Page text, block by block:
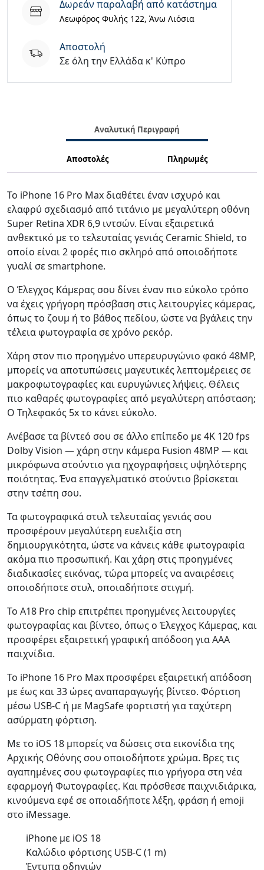
Δωρεάν παραλαβή από κατάστημα
Λεωφόρος Φυλής 122, Άνω Λιόσια
Aποστολή
Σε όλη την Ελλάδα κ' Κύπρο
Αναλυτική Περιγραφή
Αποστολές Πληρωμές
Το iPhone 16 Pro Max διαθέτει έναν ισχυρό και
ελαφρύ σχεδιασμό από τιτάνιο με μεγαλύτερη οθόνη
Super Retina XDR 6,9 ιντσών. Είναι εξαιρετικά
ανθεκτικό με το τελευταίας γενιάς Ceramic Shield, το
οποίο είναι 2 φορές πιο σκληρό από οποιοδήποτε
γυαλί σε smartphone.
Ο Έλεγχος Κάμερας σου δίνει έναν πιο εύκολο τρόπο
να έχεις γρήγορη πρόσβαση στις λειτουργίες κάμερας,
όπως το ζουμ ή το βάθος πεδίου, ώστε να βγάλεις την
τέλεια φωτογραφία σε χρόνο ρεκόρ.
Χάρη στον πιο προηγμένο υπερευρυγώνιο φακό 48MP,
μπορείς να αποτυπώσεις μαγευτικές λεπτομέρειες σε
μακροφωτογραφίες και ευρυγώνιες λήψεις. Θέλεις
πιο καθαρές φωτογραφίες από μεγαλύτερη απόσταση;
Ο Τηλεφακός 5x το κάνει εύκολο.
Ανέβασε τα βίντεό σου σε άλλο επίπεδο με 4K 120 fps
Dolby Vision — χάρη στην κάμερα Fusion 48MP — και
μικρόφωνα στούντιο για ηχογραφήσεις υψηλότερης
ποιότητας. Ένα επαγγελματικό στούντιο βρίσκεται
στην τσέπη σου.
Τα φωτογραφικά στυλ τελευταίας γενιάς σου
προσφέρουν μεγαλύτερη ευελιξία στη
δημιουργικότητα, ώστε να κάνεις κάθε φωτογραφία
ακόμα πιο προσωπική. Και χάρη στις προηγμένες
διαδικασίες εικόνας, τώρα μπορείς να αναιρέσεις
οποιοδήποτε στυλ, οποιαδήποτε στιγμή.
Το A18 Pro chip επιτρέπει προηγμένες λειτουργίες
φωτογραφίας και βίντεο, όπως ο Έλεγχος Κάμερας, και
προσφέρει εξαιρετική γραφική απόδοση για AAA
παιχνίδια.
Το iPhone 16 Pro Max προσφέρει εξαιρετική απόδοση
με έως και 33 ώρες αναπαραγωγής βίντεο. Φόρτιση
μέσω USB-C ή με MagSafe φορτιστή για ταχύτερη
ασύρματη φόρτιση.
Με το iOS 18 μπορείς να δώσεις στα εικονίδια της
Αρχικής Οθόνης σου οποιοδήποτε χρώμα. Βρες τις
αγαπημένες σου φωτογραφίες πιο γρήγορα στη νέα
εφαρμογή Φωτογραφίες. Και πρόσθεσε παιχνιδιάρικα,
κινούμενα εφέ σε οποιαδήποτε λέξη, φράση ή emoji
στο iMessage.
iPhone με iOS 18
Καλώδιο φόρτισης USB‑C (1 m)
Έντυπα οδηγιών